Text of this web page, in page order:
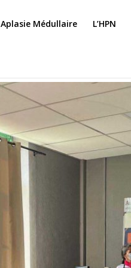
Aplasie Médullaire L’HPN